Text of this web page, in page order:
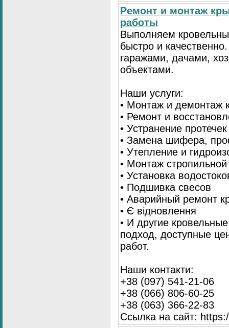
Ремонт и монтаж
работы
Выполняем
быстро и
гаражами, дачами,
объектами.
Наши услуги:
• Монтаж и демонтаж
• Ремонт и
• Устранение протечек
• Замена шифера,
• Утепление и
• Монтаж
• Установка
• Подшивка свесов
• Аварийный ремонт
• Є відновлення
• И другие
подход, доступные
работ.
Наши контакти:
+38 (097) 541-21-06
+38 (066) 806-60-25
+38 (063) 366-22-83
Ссылка на сайт: